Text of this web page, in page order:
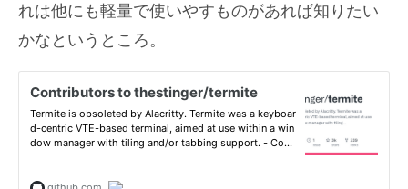
れは他にも軽量で使いやすものがあれば知りたい
かなというところ。